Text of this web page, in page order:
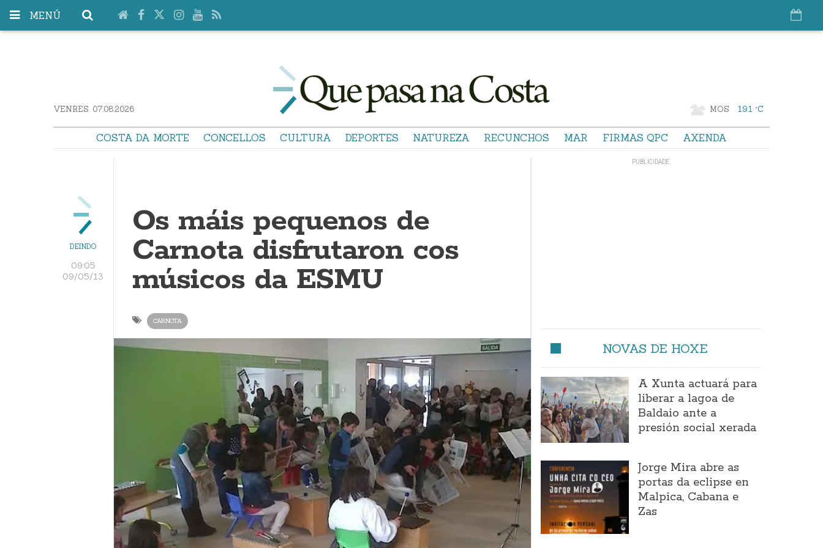
MENÚ
VENRES. 07.08.2026 MOS 19.1 °C
COSTA DA MORTE CONCELLOS CULTURA DEPORTES NATUREZA RECUNCHOS MAR FIRMAS QPC AXENDA
DEINDO
09:05
09/05/13
Os máis pequenos de
Carnota disfrutaron cos
músicos da ESMU
CARNOTA
NOVAS DE HOXE
A Xunta actuará para
liberar a lagoa de
Baldaio ante a
presión social xerada
Jorge Mira abre as
portas da eclipse en
Malpica, Cabana e
Zas